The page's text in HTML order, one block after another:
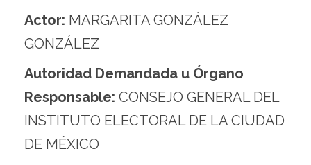
Actor: MARGARITA GONZÁLEZ
GONZÁLEZ
Autoridad Demandada u Órgano
Responsable: CONSEJO GENERAL DEL
INSTITUTO ELECTORAL DE LA CIUDAD
DE MÉXICO